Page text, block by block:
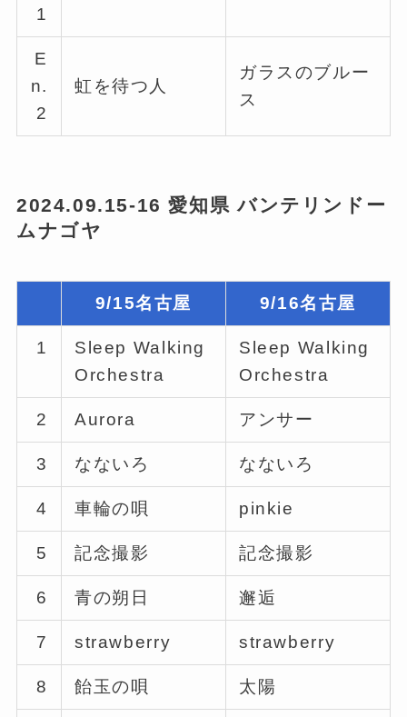
1
E
n.
2
虹を待つ人
ガラスのブルー
ス
2024.09.15-16 愛知県 バンテリンドー
ムナゴヤ
9/15名古屋 9/16名古屋
1
Sleep Walking
Orchestra
Sleep Walking
Orchestra
2 Aurora アンサー
3 なないろ なないろ
4 車輪の唄 pinkie
5 記念撮影 記念撮影
6 青の朔日 邂逅
7 strawberry strawberry
8 飴玉の唄 太陽